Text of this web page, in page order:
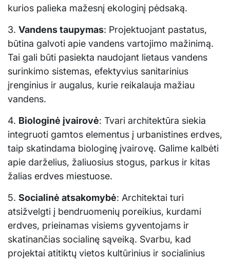
kurios palieka mažesnį ekologinį pėdsaką.
3. Vandens taupymas: Projektuojant pastatus,
būtina galvoti apie vandens vartojimo mažinimą.
Tai gali būti pasiekta naudojant lietaus vandens
surinkimo sistemas, efektyvius sanitarinius
įrenginius ir augalus, kurie reikalauja mažiau
vandens.
4. Biologinė įvairovė: Tvari architektūra siekia
integruoti gamtos elementus į urbanistines erdves,
taip skatindama biologinę įvairovę. Galime kalbėti
apie darželius, žaliuosius stogus, parkus ir kitas
žalias erdves miestuose.
5. Socialinė atsakomybė: Architektai turi
atsižvelgti į bendruomenių poreikius, kurdami
erdves, prieinamas visiems gyventojams ir
skatinančias socialinę sąveiką. Svarbu, kad
projektai atitiktų vietos kultūrinius ir socialinius